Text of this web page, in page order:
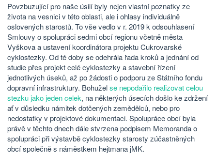
Povzbuzující pro naše úsilí byly nejen vlastní poznatky ze
života na vesnici v této oblasti, ale i ohlasy individuálně
oslovených starostů. To vše vedlo v r. 2019 k odsouhlasení
Smlouvy o spolupráci sedmi obcí regionu včetně města
Vyškova a ustavení koordinátora projektu Cukrovarské
cyklostezky. Od té doby se odehrála řada kroků a jednání od
studie přes projekt celé cyklostezky a stavební řízení
jednotlivých úseků, až po žádosti o podporu ze Státního fondu
dopravní infrastruktury. Bohuželse nepodařilo realizovat celou
stezku jako jeden celek, na některých úsecích došlo ke zdržení
ať v důsledku námitek dotčených zemědělců, nebo pro
nedostatky v projektové dokumentaci. Spolupráce obcí byla
právě v těchto dnech dále stvrzena podpisem Memoranda o
spolupráci při výstavbě cyklostezky starosty zúčastněných
obcí společně s náměstkem hejtmana jMK.